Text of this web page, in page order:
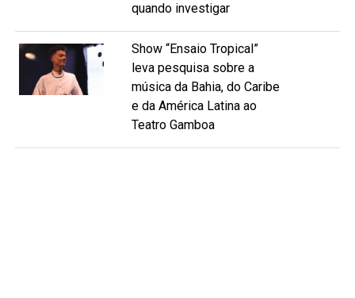
quando investigar
Show “Ensaio Tropical”
leva pesquisa sobre a
música da Bahia, do Caribe
e da América Latina ao
Teatro Gamboa